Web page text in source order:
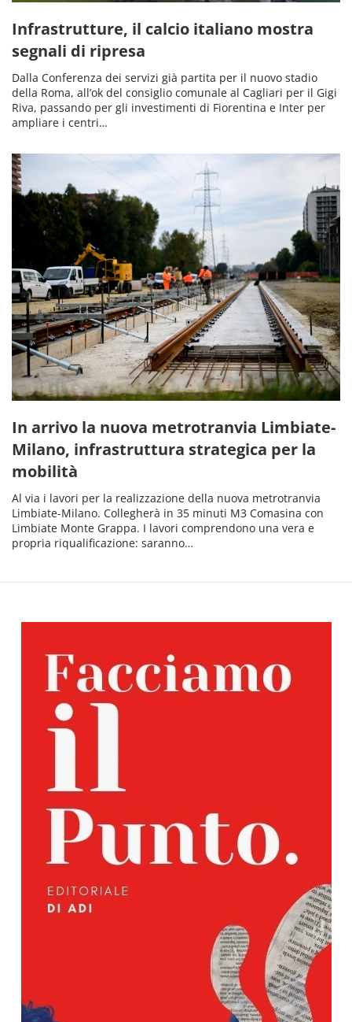
Infrastrutture, il calcio italiano mostra
segnali di ripresa
Dalla Conferenza dei servizi già partita per il nuovo stadio
della Roma, all’ok del consiglio comunale al Cagliari per il Gigi
Riva, passando per gli investimenti di Fiorentina e Inter per
ampliare i centri…
In arrivo la nuova metrotranvia Limbiate-
Milano, infrastruttura strategica per la
mobilità
Al via i lavori per la realizzazione della nuova metrotranvia
Limbiate-Milano. Collegherà in 35 minuti M3 Comasina con
Limbiate Monte Grappa. I lavori comprendono una vera e
propria riqualificazione: saranno…